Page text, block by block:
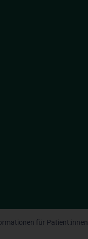
für Patient:innen